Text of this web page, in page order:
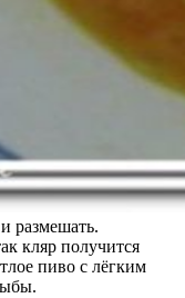
размешать.
кляр получится
пиво с лёгким